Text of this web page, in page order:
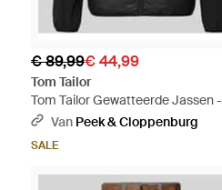
€ 89,99€ 44,99
Tom Tailor
Tom Tailor Gewatteerde Jassen -
Zwart
Van Peek & Cloppenburg
SALE